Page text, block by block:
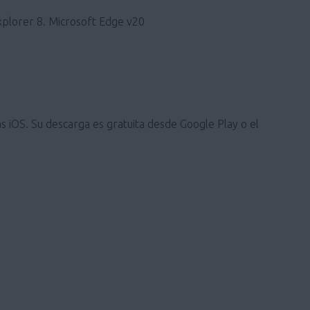
8. Microsoft Edge v20
Su descarga es gratuita desde Google Play o el